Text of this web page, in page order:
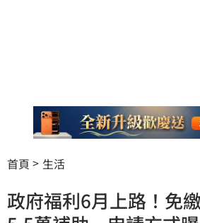
首頁 生活
政府福利6月上路！免